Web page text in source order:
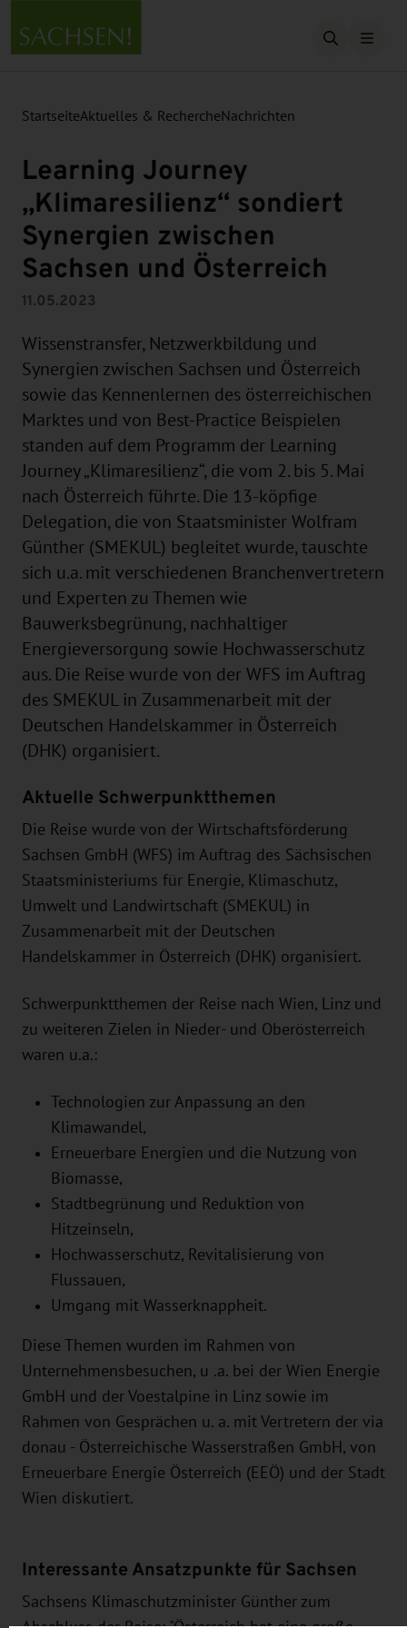
Suche
StartseiteAktuelles & RechercheNachrichten
Learning Journey
„Klimaresilienz“ sondiert
Synergien zwischen
Sachsen und Österreich
11.05.2023
Wissenstransfer, Netzwerkbildung und
Synergien zwischen Sachsen und Österreich
sowie das Kennenlernen des österreichischen
Marktes und von Best-Practice Beispielen
standen auf dem Programm der Learning
Journey „Klimaresilienz“, die vom 2. bis 5. Mai
nach Österreich führte. Die 13-köpfige
Delegation, die von Staatsminister Wolfram
Günther (SMEKUL) begleitet wurde, tauschte
sich u.a. mit verschiedenen Branchenvertretern
und Experten zu Themen wie
Bauwerksbegrünung, nachhaltiger
Energieversorgung sowie Hochwasserschutz
aus. Die Reise wurde von der WFS im Auftrag
des SMEKUL in Zusammenarbeit mit der
Deutschen Handelskammer in Österreich
(DHK) organisiert.
Aktuelle Schwerpunktthemen
Die Reise wurde von der Wirtschaftsförderung
Sachsen GmbH (WFS) im Auftrag des Sächsischen
Staatsministeriums für Energie, Klimaschutz,
Umwelt und Landwirtschaft (SMEKUL) in
Zusammenarbeit mit der Deutschen
Handelskammer in Österreich (DHK) organisiert.
Schwerpunktthemen der Reise nach Wien, Linz und
zu weiteren Zielen in Nieder- und Oberösterreich
waren u.a.:
Technologien zur Anpassung an den
Klimawandel,
Erneuerbare Energien und die Nutzung von
Biomasse,
Stadtbegrünung und Reduktion von
Hitzeinseln,
Hochwasserschutz, Revitalisierung von
Flussauen,
Umgang mit Wasserknappheit.
Diese Themen wurden im Rahmen von
Unternehmensbesuchen, u .a. bei der Wien Energie
GmbH und der Voestalpine in Linz sowie im
Rahmen von Gesprächen u. a. mit Vertretern der via
donau - Österreichische Wasserstraßen GmbH, von
Erneuerbare Energie Österreich (EEÖ) und der Stadt
Wien diskutiert.
Interessante Ansatzpunkte für Sachsen
Sachsens Klimaschutzminister Günther zum